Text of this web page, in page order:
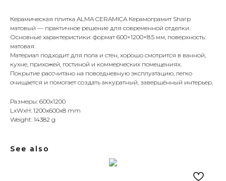
Керамическая плитка ALMA CERAMICA Керамограмит Sharp
матовый — практичное решение для современной отделки.
Основные характеристики: формат 600×1200×8.5 мм, поверхность:
матовая.
Материал подходит для пола и стен, хорошо смотрится в ванной,
кухне, прихожей, гостиной и коммерческих помещениях.
Покрытие рассчитано на повседневную эксплуатацию, легко
очищается и помогает создать аккуратный, завершённый интерьер.
Размеры: 600x1200
LxWxH: 1200x600x8 mm
Weight: 14382 g
See also